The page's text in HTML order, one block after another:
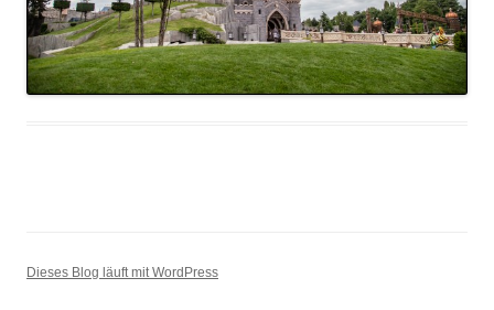
Dieses Blog läuft mit WordPress